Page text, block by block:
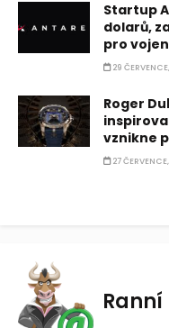
Startup
dolarů,
pro
29
Roger
vznikne
27
Ranní